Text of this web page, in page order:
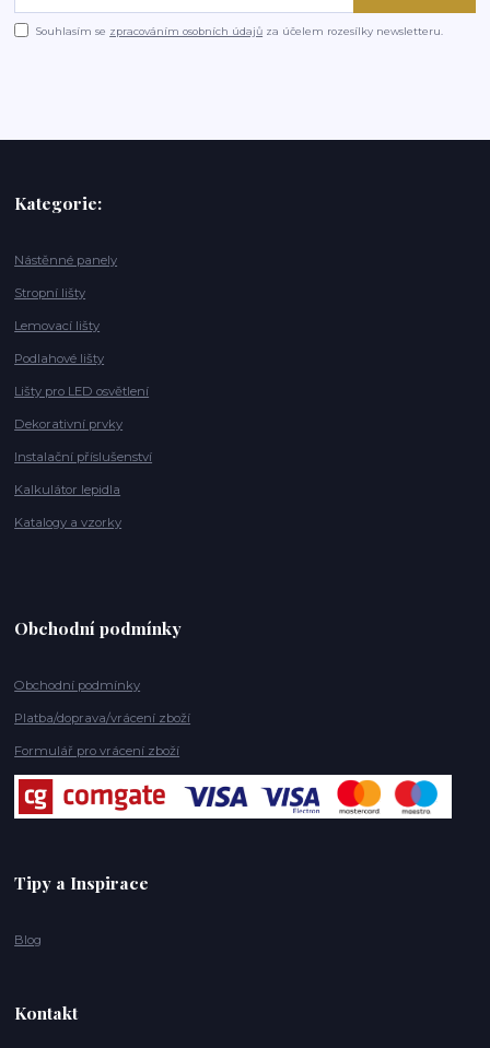
Souhlasím se zpracováním osobních údajů za účelem rozesílky newsletteru.
Kategorie:
Nástěnné panely
Stropní lišty
Lemovací lišty
Podlahové lišty
Lišty pro LED osvětlení
Dekorativní prvky
Instalační příslušenství
Kalkulátor lepidla
Katalogy a vzorky
Obchodní podmínky
Obchodní podmínky
Platba/doprava/vrácení zboží
Formulář pro vrácení zboží
Tipy a Inspirace
Blog
Kontakt